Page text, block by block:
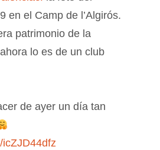
en el Camp de l’Algirós.
patrimonio de la
lo es de un club
de ayer un día tan
icZJD44dfz